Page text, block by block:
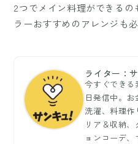
2つでメイン料理ができる
ラーおすすめのアレンジも必
ライター：
今すぐできる
日発信中。お
洗濯、料理作
リア＆収納
ョンコーデ